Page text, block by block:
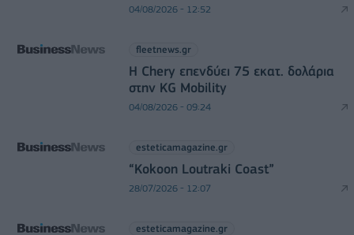
04/08/2026 - 12:52
fleetnews.gr
Η Chery επενδύει 75 εκατ. δολάρια
στην KG Mobility
04/08/2026 - 09:24
esteticamagazine.gr
“Kokoon Loutraki Coast”
28/07/2026 - 12:07
esteticamagazine.gr